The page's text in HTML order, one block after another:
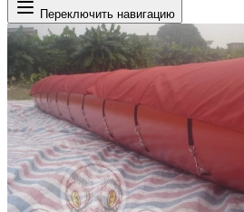
Переключить навигацию